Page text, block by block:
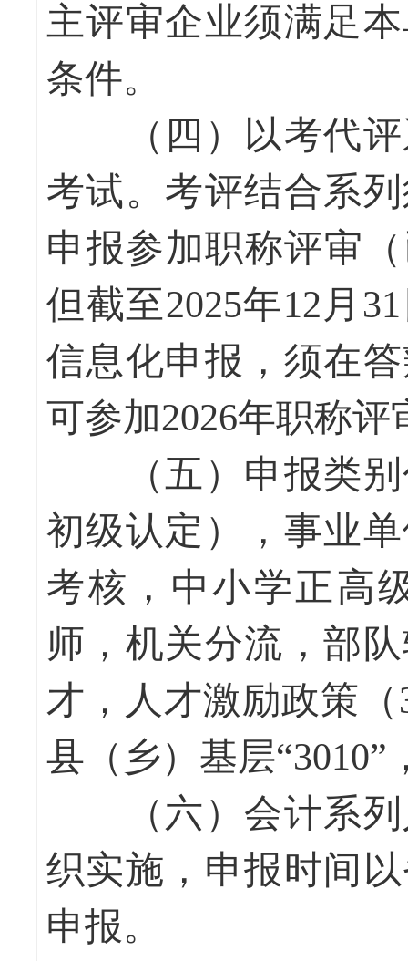
主评审企业须满足
条件。
（四）以考代评
考试。考评结合系
申报参加职称评审
但截至2025年12月
信息化申报，须在
可参加2026年职称评
（五）申报类别
初级认定），事业
考核，中小学正高
师，机关分流，部
才，人才激励政策
县（乡）基层
（六）会计系列
织实施，申报时间
申报。